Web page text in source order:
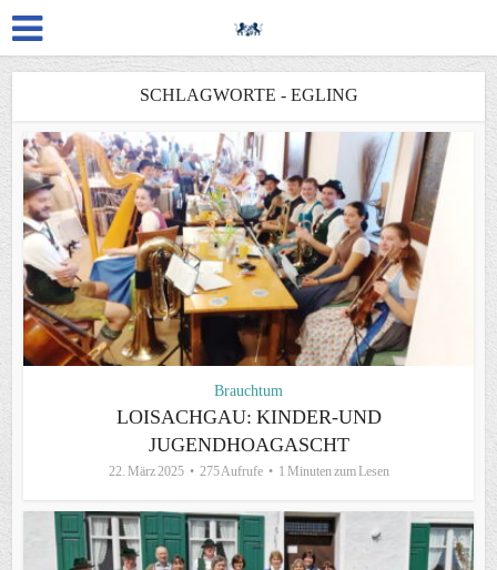
SCHLAGWORTE - EGLING
Brauchtum
LOISACHGAU: KINDER-UND
JUGENDHOAGASCHT
22. März 2025 275 Aufrufe 1 Minuten zum Lesen